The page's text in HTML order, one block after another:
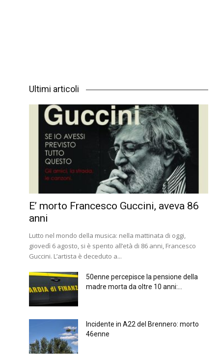
Ultimi articoli
E’ morto Francesco Guccini, aveva 86
anni
Lutto nel mondo della musica: nella mattinata di oggi,
giovedì 6 agosto, si è spento all’età di 86 anni, Francesco
Guccini. L’artista è deceduto a...
50enne percepisce la pensione della
madre morta da oltre 10 anni:...
Incidente in A22 del Brennero: morto
46enne